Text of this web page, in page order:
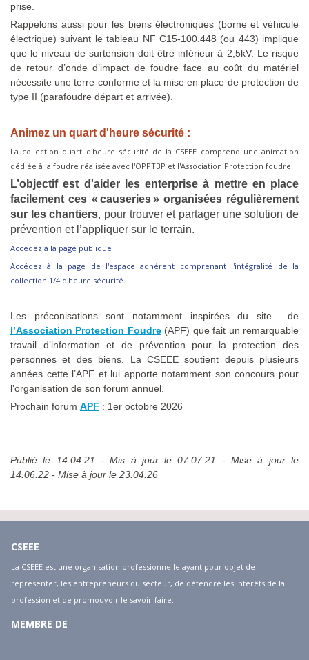
prise.
Rappelons aussi pour les biens électroniques (borne et véhicule
électrique) suivant le tableau NF C15-100.448 (ou 443) implique
que le niveau de surtension doit être inférieur à 2,5kV. Le risque
de retour d’onde d’impact de foudre face au coût du matériel
nécessite une terre conforme et la mise en place de protection de
type II (parafoudre départ et arrivée).
Animez un quart d'heure sécurité :
La collection quart d'heure sécurité de la CSEEE comprend une animation
dédiée à la foudre réalisée avec l'OPPTBP et l'Association Protection foudre.
L’objectif est d'aider les enterprise à mettre en place
facilement ces « causeries » organisées régulièrement
sur les chantiers, pour trouver et partager une solution de
prévention et l’appliquer sur le terrain.
Accédez à la page publique
Accédez à la page de l'espace adhérent comprenant l'intégralité de la
collection 1/4 d'heure sécurité.
Les préconisations sont notamment inspirées du site de
l’Association Protection Foudre(APF) que fait un remarquable
travail d’information et de prévention pour la protection des
personnes et des biens. La CSEEE soutient depuis plusieurs
années cette l’APF et lui apporte notamment son concours pour
l’organisation de son forum annuel.
Prochain forum APF : 1er octobre 2026
Publié le 14.04.21 - Mis à jour le 07.07.21 - Mise à jour le
14.06.22 - Mise à jour le 23.04.26
CSEEE
La CSEEE est une organisation professionnelle ayant pour objet de
représenter, les entrepreneurs du secteur, de défendre les intérêts de la
profession et de promouvoir le savoir-faire.
MEMBRE DE